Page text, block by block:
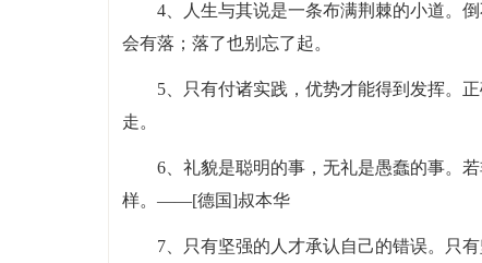
4、人生与其说是一条布满荆棘的小道。
会有落；落了也别忘了起。
5、只有付诸实践，优势才能得到发挥。
走。
6、礼貌是聪明的事，无礼是愚蠢的事。
样。——[德国]叔本华
7、只有坚强的人才承认自己的错误。只